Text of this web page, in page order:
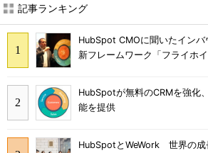
記事ランキング
HubSpot CMOに聞いたイン
新フレームワーク「フライホ
HubSpotが無料のCRMを強化
能を提供
HubSpotとWeWork 世界の成